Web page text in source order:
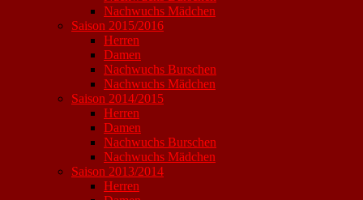
Nachwuchs Mädchen
Saison 2015/2016
Herren
Damen
Nachwuchs Burschen
Nachwuchs Mädchen
Saison 2014/2015
Herren
Damen
Nachwuchs Burschen
Nachwuchs Mädchen
Saison 2013/2014
Herren